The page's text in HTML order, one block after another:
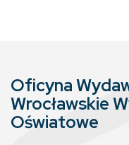
Oficyna
Wrocławskie
Oświatowe